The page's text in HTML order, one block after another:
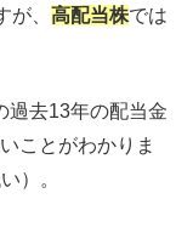
が、 高配当株では
過去13年の配当金
ことがわかりま
）。